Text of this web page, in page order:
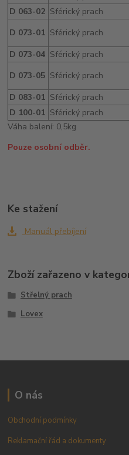
D 063-02 Sférický prach
D 073-01 Sférický prach
D 073-04 Sférický prach
D 073-05 Sférický prach
D 083-01 Sférický prach
D 100-01 Sférický prach
Váha balení: 0,5kg
Pouze osobní odběr.
Ke stažení
Manuál přebíjení
Zboží zařazeno v
Střelný prach
Lovex
O nás
Obchodní podmínky
Reklamační řád a dokumenty